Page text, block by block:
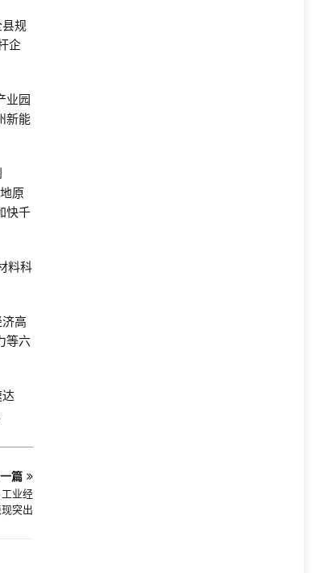
县规
企
业园
新能
原
快千
料科
高
等六
达
篇
业经
突出